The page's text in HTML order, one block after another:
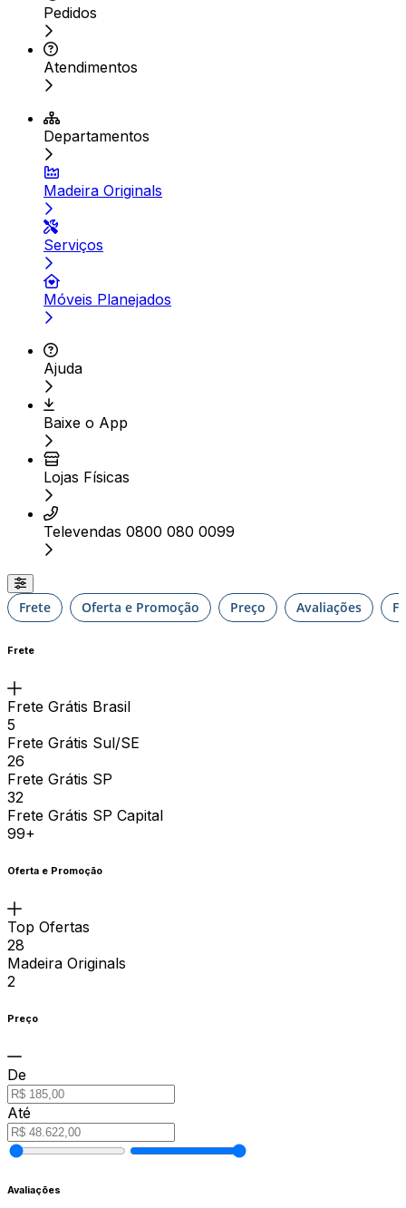
Pedidos
Atendimentos
Departamentos
Madeira Originals
Serviços
Móveis Planejados
Ajuda
Baixe o App
Lojas Físicas
Televendas 0800 080 0099
Frete Oferta e Promoção Preço Avaliações
Frete
Frete Grátis Brasil
5
Frete Grátis Sul/SE
26
Frete Grátis SP
32
Frete Grátis SP Capital
99+
Oferta e Promoção
Top Ofertas
28
Madeira Originals
2
Preço
De
Até
Avaliações